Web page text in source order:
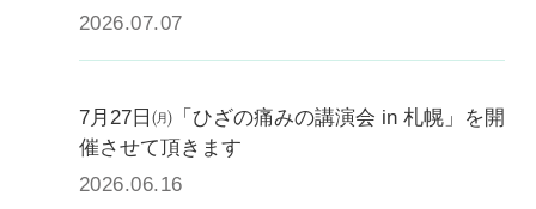
2026.07.07
7月27日㈪「ひざの痛みの講演会 in 札幌」を開
催させて頂きます
2026.06.16